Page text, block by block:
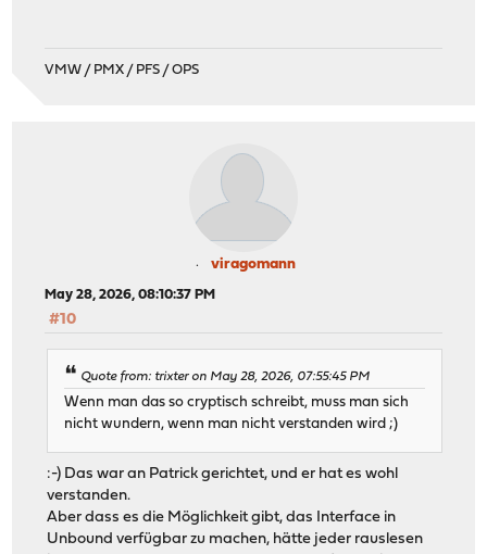
VMW / PMX / PFS / OPS
viragomann
May 28, 2026, 08:10:37 PM
#10
Quote from: trixter on May 28, 2026, 07:55:45 PM
Wenn man das so cryptisch schreibt, muss man sich
nicht wundern, wenn man nicht verstanden wird ;)
:-) Das war an Patrick gerichtet, und er hat es wohl
verstanden.
Aber dass es die Möglichkeit gibt, das Interface in
Unbound verfügbar zu machen, hätte jeder rauslesen